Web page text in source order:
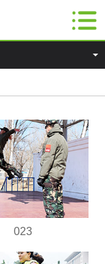
023